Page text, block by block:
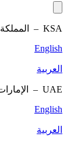
KSA –
English
العربية
UAE –
English
العربية